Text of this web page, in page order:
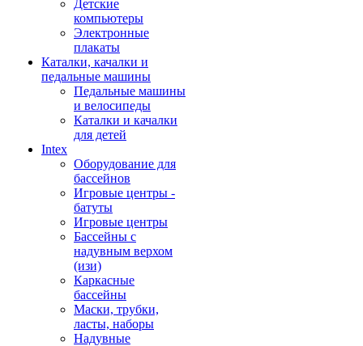
Детские
компьютеры
Электронные
плакаты
Каталки, качалки и
педальные машины
Педальные машины
и велосипеды
Каталки и качалки
для детей
Intex
Оборудование для
бассейнов
Игровые центры -
батуты
Игровые центры
Бассейны с
надувным верхом
(изи)
Каркасные
бассейны
Маски, трубки,
ласты, наборы
Надувные